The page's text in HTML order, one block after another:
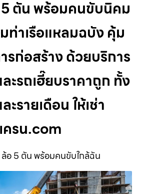
5 ตัน พร้อมคนขับนิคม
ท่าเรือแหลมฉบัง คุ้ม
รก่อสร้าง ด้วยบริการ
ละรถเฮี๊ยบราคาถูก ทั้ง
ะรายเดือน ให้เช่า
เครน.com
ล้อ 5 ตัน พร้อมคนขับใกล้ฉัน